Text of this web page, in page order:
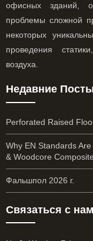
офисных зданий,
проблемы сложной
некоторых
проведения
воздуха.
Недавние
Perforated Raised
Why EN Standards
& Woodcore
Фальшпол 2026 г.
Связаться с